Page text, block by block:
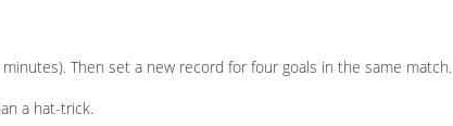
Then set a new record for four goals in the same match.
a hat-trick.